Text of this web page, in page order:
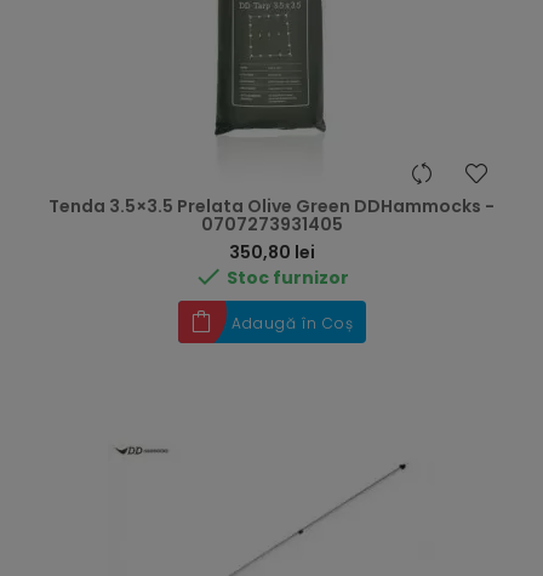
Tenda 3.5×3.5 Prelata Olive Green DDHammocks -
0707273931405
350,80 lei
 Stoc furnizor
Adaugă în Coș